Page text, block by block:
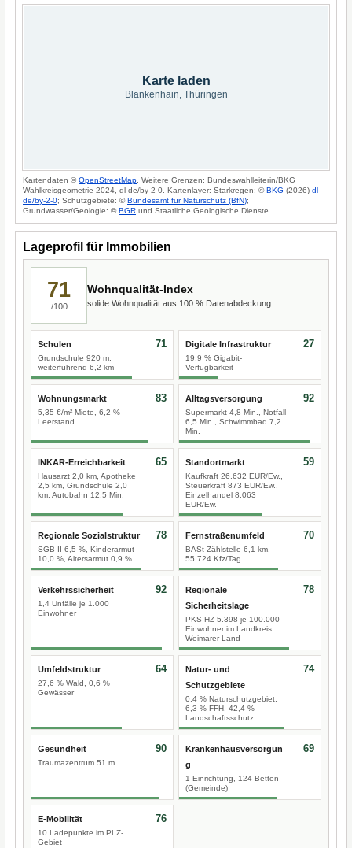
Karte laden
Blankenhain, Thüringen
Kartendaten ©OpenStreetMap . Weitere Grenzen: Bundeswahlleiterin/BKG
Wahlkreisgeometrie 2024, dl-de/by-2-0. Kartenlayer: Starkregen: ©BKG (2026) dl-
de/by-2-0; Schutzgebiete: ©Bundesamt für Naturschutz (BfN);
Grundwasser/Geologie: ©BGR und Staatliche Geologische Dienste.
Lageprofil für Immobilien
71
/100
Wohnqualität-Index
solide Wohnqualität aus 100 % Datenabdeckung.
Schulen
Grundschule 920 m,
weiterführend 6,2 km
71 Digitale Infrastruktur
19,9 % Gigabit-
Verfügbarkeit
27
Wohnungsmarkt
5,35 €/m² Miete, 6,2 %
Leerstand
83 Alltagsversorgung
Supermarkt 4,8 Min., Notfall
6,5 Min., Schwimmbad 7,2
Min.
92
INKAR-Erreichbarkeit
Hausarzt 2,0 km, Apotheke
2,5 km, Grundschule 2,0
km, Autobahn 12,5 Min.
65 Standortmarkt
Kaufkraft 26.632 EUR/Ew.,
Steuerkraft 873 EUR/Ew.,
Einzelhandel 8.063
EUR/Ew.
59
Regionale Sozialstruktur
SGB II 6,5 %, Kinderarmut
10,0 %, Altersarmut 0,9 %
78 Fernstraßenumfeld
BASt-Zählstelle 6,1 km,
55.724 Kfz/Tag
70
Verkehrssicherheit
1,4 Unfälle je 1.000
Einwohner
92
Regionale
Sicherheitslage
PKS-HZ 5.398 je 100.000
Einwohner im Landkreis
Weimarer Land
78
Umfeldstruktur
27,6 % Wald, 0,6 %
Gewässer
64
Natur- und
Schutzgebiete
0,4 % Naturschutzgebiet,
6,3 % FFH, 42,4 %
Landschaftsschutz
74
Gesundheit
Traumazentrum 51 m
90
Krankenhausversorgun
g
1 Einrichtung, 124 Betten
(Gemeinde)
69
E-Mobilität
10 Ladepunkte im PLZ-
Gebiet
76